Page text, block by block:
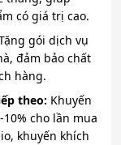
có giá trị cao.
gói dịch vụ
đảm bảo chất
hàng.
theo: Khuyến
cho lần mua
khuyến khích